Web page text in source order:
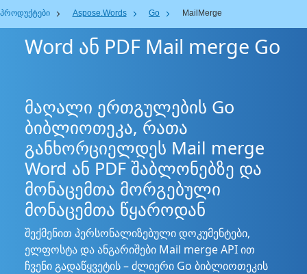
პროდუქტები Aspose.Words Go MailMerge
Word ან PDF Mail merge Go
მაღალი ერთგულების Go
ბიბლიოთეკა, რათა
განხორციელდეს Mail merge
Word ან PDF შაბლონებზე და
მონაცემთა მორგებული
მონაცემთა წყაროდან
შექმენით პერსონალიზებული დოკუმენტები,
ელფოსტა და ანგარიშები Mail merge API ით
ჩვენი გადაწყვეტის – ძლიერი Go ბიბლიოთეკის